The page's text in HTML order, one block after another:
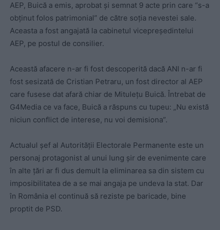
AEP, Buică a emis, aprobat și semnat 9 acte prin care “s-a
obținut folos patrimonial” de către soția nevestei sale.
Aceasta a fost angajată la cabinetul vicepreședintelui
AEP, pe postul de consilier.
Această afacere n-ar fi fost descoperită dacă ANI n-ar fi
fost sesizată de Cristian Petraru, un fost director al AEP
care fusese dat afară chiar de Mitulețu Buică. Întrebat de
G4Media ce va face, Buică a răspuns cu tupeu: „Nu există
niciun conflict de interese, nu voi demisiona”.
Actualul șef al Autorității Electorale Permanente este un
personaj protagonist al unui lung șir de evenimente care
în alte țări ar fi dus demult la eliminarea sa din sistem cu
imposibilitatea de a se mai angaja pe undeva la stat. Dar
în România el continuă să reziste pe baricade, bine
proptit de PSD.